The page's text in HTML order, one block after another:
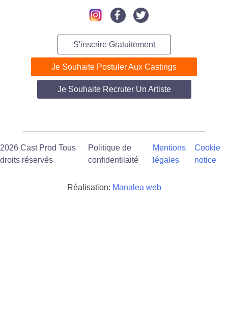
S'inscrire Gratuitement
Je Souhaite Postuler Aux Castings
Je Souhaite Recruter Un Artiste
2026 Cast Prod Tous
droits réservés
Politique de
confidentilaité
Mentions
légales
Cookie
notice
Réalisation: Manalea web